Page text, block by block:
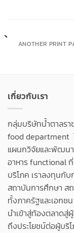
ANOTHER PRINT
เกี่ยวกับเรา
กลุ่มบริษัทน้ำตาลร
food department
แผนกวิจัยและพัฒน
อาหาร functional
บริโภค เราลงทุนกั
สถาบันการศึกษา สถ
ทั้งภาครัฐและเอก
นำเข้าสู่ท้องตลาดสู่
ถึงประโยชน์ต่อผู้บริ